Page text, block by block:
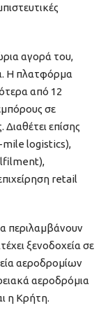
αγορά του,
Η πλατφόρμα
από 12
σε
επίσης
mile logistics),
retail
περιλαμβάνουν
ξενοδοχεία σε
αεροδρομίων
αεροδρόμια
η Κρήτη.